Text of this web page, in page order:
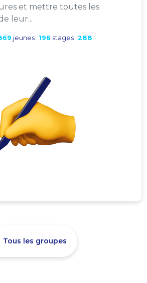
et mettre toutes les
leur...
jeunes 196 stages 288
Tous les groupes